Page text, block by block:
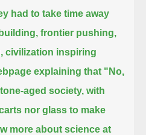
had to take time away
frontier pushing,
civilization inspiring
explaining that "No,
aged society, with
nor glass to make
more about science at